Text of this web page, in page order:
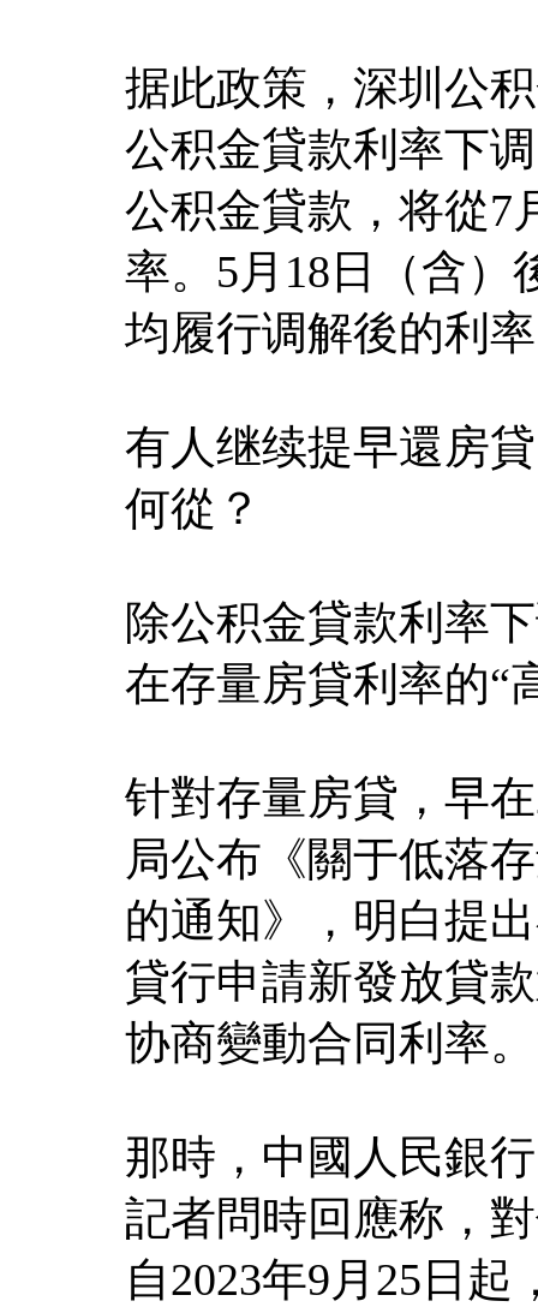
据此政策，深圳公
公积金貸款利率下
公积金貸款，将從7
率。5月18日（含）
均履行调解後的利
有人继续提早還房
何從？
除公积金貸款利率
在存量房貸利率的“
针對存量房貸，早
局公布《關于低落
的通知》，明白提
貸行申請新發放貸
协商變動合同利率。
那時，中國人民銀
記者問時回應称，
自2023年9月25日